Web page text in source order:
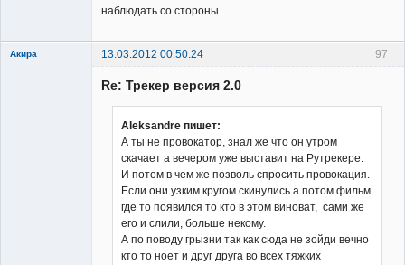
наблюдать со стороны.
97
Акира 13.03.2012 00:50:24
Re: Трекер версия 2.0
Aleksandre пишет:
А ты не провокатор, знал же что он утром
скачает а вечером уже выставит на Рутрекере.
И потом в чем же позволь спросить провокация.
Если они узким кругом скинулись а потом фильм
где то появился то кто в этом виноват, сами же
его и слили, больше некому.
А по поводу грызни так как сюда не зойди вечно
кто то ноет и друг друга во всех тяжких